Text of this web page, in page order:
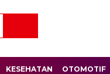
KESEHATAN OTOMOTIF